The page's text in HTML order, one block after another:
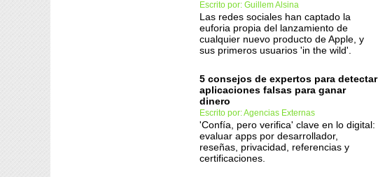
Escrito por: Guillem Alsina
Las redes sociales han captado la
euforia propia del lanzamiento de
cualquier nuevo producto de Apple, y
sus primeros usuarios 'in the wild'.
5 consejos de expertos para detectar
aplicaciones falsas para ganar
dinero
Escrito por: Agencias Externas
'Confía, pero verifica' clave en lo digital:
evaluar apps por desarrollador,
reseñas, privacidad, referencias y
certificaciones.